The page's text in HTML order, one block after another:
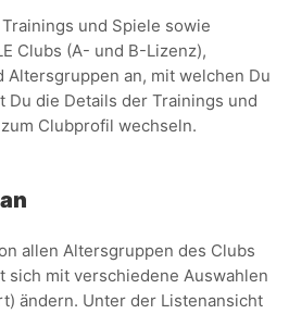
und Spiele sowie
Clubs (A- und B-Lizenz),
Altersgruppen an, mit welchen Du
die Details der Trainings und
Clubprofil wechseln.
allen Altersgruppen des Clubs
sich mit verschiedene Auswahlen
ändern. Unter der Listenansicht